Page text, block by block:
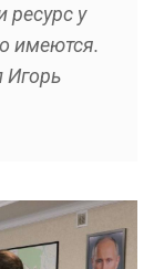
у
имеются.
Игорь